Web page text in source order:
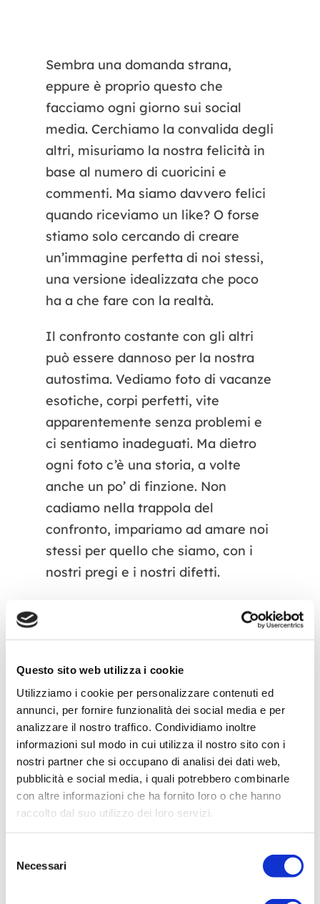
Questo sito web utilizza i cookie
Utilizziamo i cookie per personalizzare contenuti ed
annunci, per fornire funzionalità dei social media e per
analizzare il nostro traffico. Condividiamo inoltre
informazioni sul modo in cui utilizza il nostro sito con i
nostri partner che si occupano di analisi dei dati web,
pubblicità e social media, i quali potrebbero combinarle
con altre informazioni che ha fornito loro o che hanno
raccolto dal suo utilizzo dei loro servizi.
delNecessari
Sembra una domanda strana,
eppure è proprio questo che
facciamo ogni giorno sui social
media. Cerchiamo la convalida degli
altri, misuriamo la nostra felicità in
base al numero di cuoricini e
commenti. Ma siamo davvero felici
quando riceviamo un like? O forse
stiamo solo cercando di creare
un’immagine perfetta di noi stessi,
una versione idealizzata che poco
ha a che fare con la realtà.
Il confronto costante con gli altri
può essere dannoso per la nostra
autostima. Vediamo foto di vacanze
esotiche, corpi perfetti, vite
apparentemente senza problemi e
ci sentiamo inadeguati. Ma dietro
ogni foto c’è una storia, a volte
anche un po’ di finzione. Non
cadiamo nella trappola del
confronto, impariamo ad amare noi
stessi per quello che siamo, con i
nostri pregi e i nostri difetti.
Stanco di scorrere all’infinito?
ora di riprendere il controllo della
tua vita. Smetti di inseguire la